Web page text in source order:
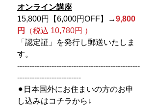
オンライン講座
15,800円【6,000円OFF】
→9,800
円
（税込 10,780円 ）
「認定証」を発行し郵送いたしま
す。
--------------------------------------------------
--------------------------
⚫︎日本国外にお住まいの方のお申
し込みはコチラから↓